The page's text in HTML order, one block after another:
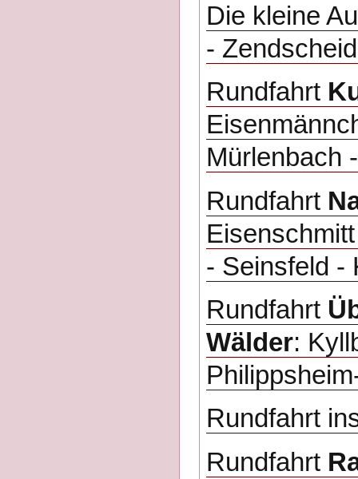
Die kleine
-
Rundfahrt
Mürlenbach
Rundfahrt
- Seinsfeld -
Rundfahrt
Wälder:
Rundfahrt
Rundfahrt